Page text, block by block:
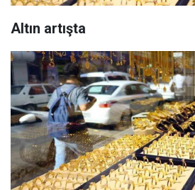
Altın artışta